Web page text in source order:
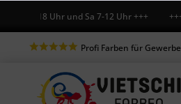
7-18 Uhr und Sa 7-12 Uhr +++ +++
Profi Farben für